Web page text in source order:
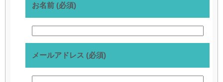
お名前 (必須)
メールアドレス (必須)